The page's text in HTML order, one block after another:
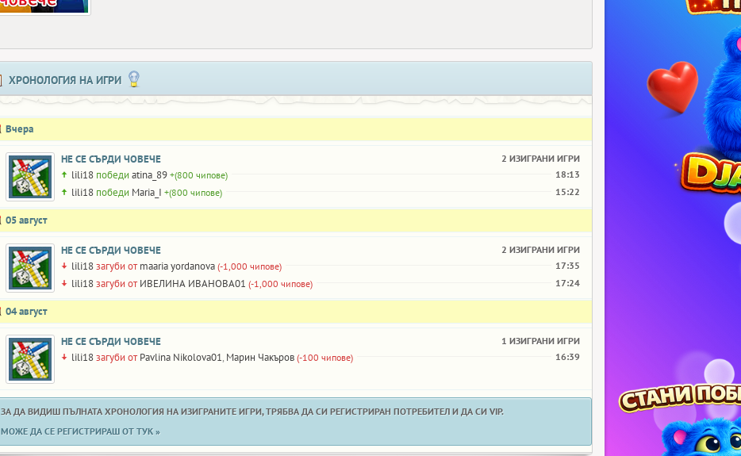
ХРОНОЛОГИЯ НА ИГРИ
Вчера
НЕ СЕ СЪРДИ ЧОВЕЧЕ 2 ИЗИГРАНИ ИГРИ
lili18 победи atina_89 +(800 чипове) 18:13
lili18 победи Maria_I +(800 чипове) 15:22
05 август
НЕ СЕ СЪРДИ ЧОВЕЧЕ 2 ИЗИГРАНИ ИГРИ
lili18загуби от maaria yordanova (-1,000 чипове) 17:35
lili18загуби от ИВЕЛИНА ИВАНОВА01 (-1,000 чипове) 17:24
04 август
НЕ СЕ СЪРДИ ЧОВЕЧЕ 1 ИЗИГРАНИ ИГРИ
lili18загуби от Pavlina Nikolova01, Марин Чакъров (-100 чипове) 16:39
ЗА ДА ВИДИШ ПЪЛНАТА ХРОНОЛОГИЯ НА ИЗИГРАНИТЕ ИГРИ, ТРЯБВА ДА СИ РЕГИСТРИРАН ПОТРЕБИТЕЛ И ДА СИ VIP.
МОЖЕ ДА СЕ РЕГИСТРИРАШ ОТ ТУК »